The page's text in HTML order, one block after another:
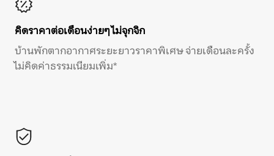
คิดราคาต่อเดือนง่ายๆ ไม่จุกจิก
บ้านพักตากอากาศระยะยาวราคาพิเศษ จ่ายเดือนละครั้ง
ไม่คิดค่าธรรมเนียมเพิ่ม*